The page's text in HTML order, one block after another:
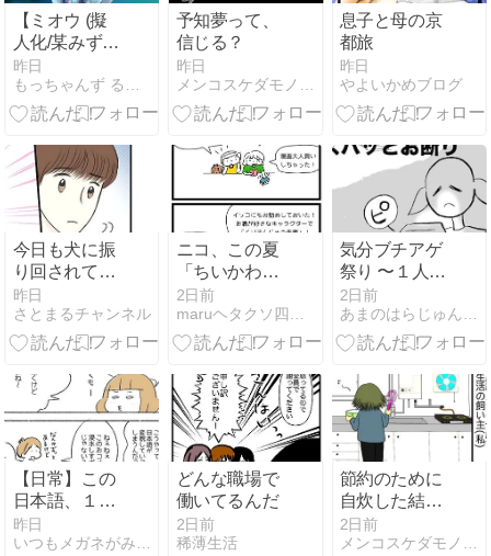
【ミオウ (擬
人化/某みずう
お衣嚢怪物)】
(2026/08/06
[vol.27])
昨日
予知夢って、
信じる？
昨日
息子と母の京
都旅
昨日
やよいかめブログ
今日も犬に振
り回されてま
す⑮公園を出
て、ふと振り
返ると…？
昨日
さとまるチャンネル
ニコ、この夏
「ちいかわ」
にハマる。
2日前
気分ブチアゲ
祭り 〜１人カ
ラオケ②〜
2日前
【日常】この
日本語、１０
年後の正
解！？
昨日
どんな職場で
働いてるんだ
2日前
稀薄生活
節約のために
自炊した結
果、大成功す
ると大失敗し
2日前